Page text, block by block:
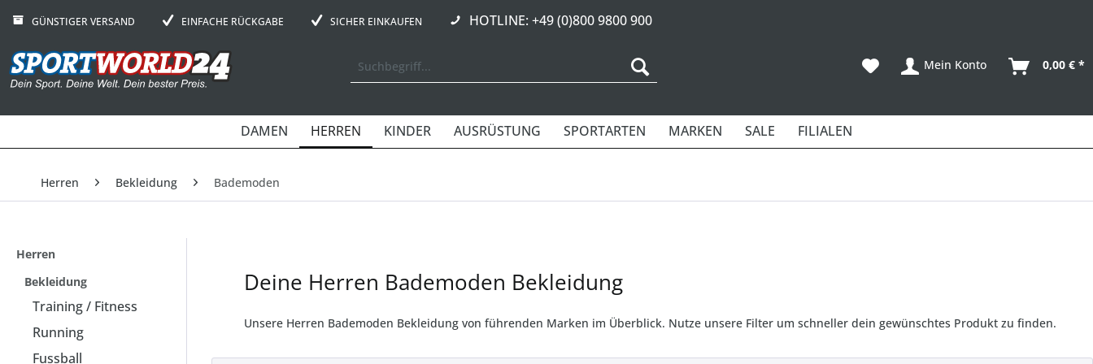
GÜNSTIGER VERSAND EINFACHE RÜCKGABE SICHER EINKAUFEN HOTLINE: +49 (0)800 9800 900
Mein Konto 0,00 € *
DAMEN HERREN KINDER AUSRÜSTUNG SPORTARTEN MARKEN SALE FILIALEN
Herren Bekleidung Bademoden
Herren
Bekleidung
Training / Fitness
Running
Fussball
Deine Herren Bademoden Bekleidung
Unsere Herren Bademoden Bekleidung von führenden Marken im Überblick. Nutze unsere Filter um schneller dein gewünschtes Produkt zu finden.